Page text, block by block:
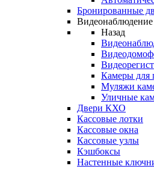
Бронированные
Видеонаблюдение
Назад
Камеры для
Муляжи
Уличные
Двери КХО
Кассовые лотки
Кассовые окна
Кассовые узлы
Кэшбоксы
Настенные